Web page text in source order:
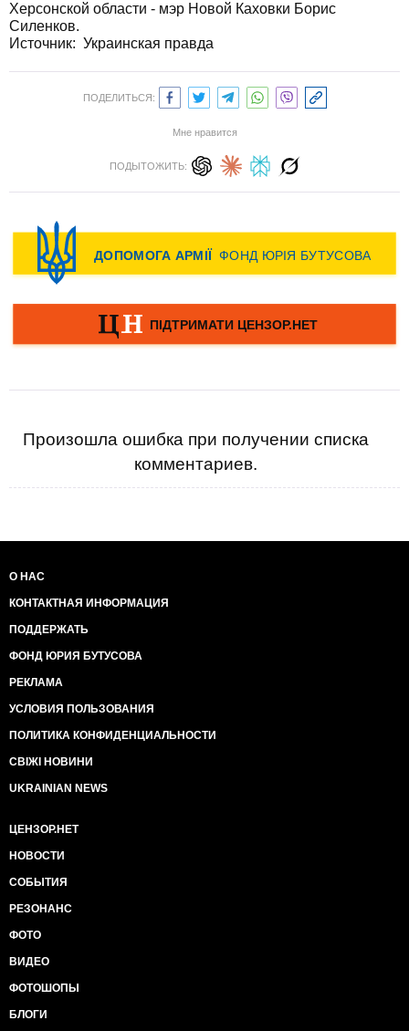
Херсонской области - мэр Новой Каховки Борис
Силенков.
Источник: Украинская правда
ПОДЕЛИТЬСЯ:
Мне нравится
ПОДЫТОЖИТЬ:
Произошла ошибка при получении списка
комментариев.
О НАС
КОНТАКТНАЯ ИНФОРМАЦИЯ
ПОДДЕРЖАТЬ
ФОНД ЮРИЯ БУТУСОВА
РЕКЛАМА
УСЛОВИЯ ПОЛЬЗОВАНИЯ
ПОЛИТИКА КОНФИДЕНЦИАЛЬНОСТИ
СВІЖІ НОВИНИ
UKRAINIAN NEWS
ЦЕНЗОР.НЕТ
НОВОСТИ
СОБЫТИЯ
РЕЗОНАНС
ФОТО
ВИДЕО
ФОТОШОПЫ
БЛОГИ